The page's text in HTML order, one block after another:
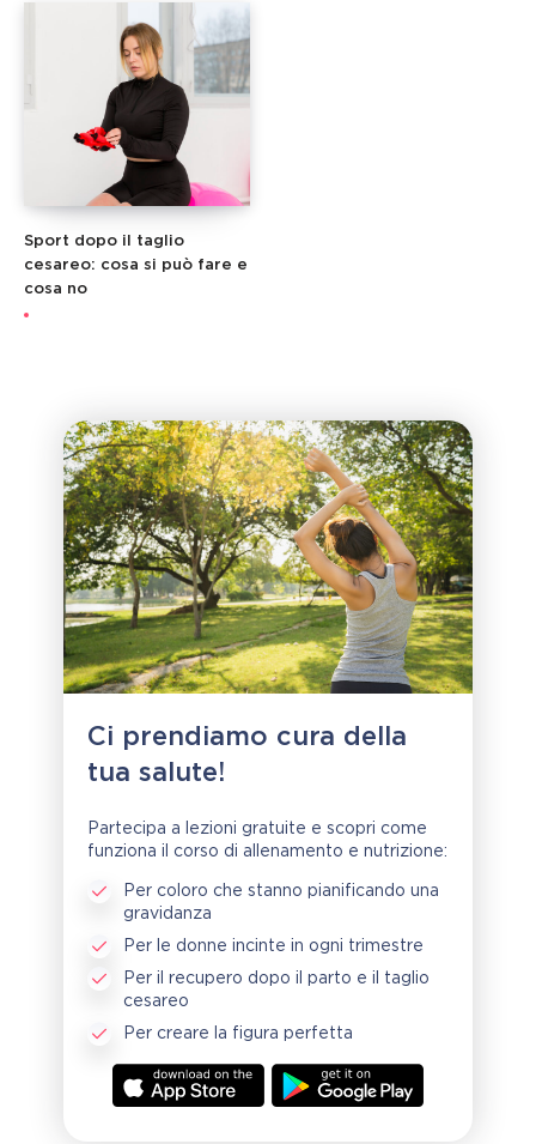
Sport dopo il taglio
cesareo: cosa si può fare e
cosa no
Ci prendiamo cura della
tua salute!
Partecipa a lezioni gratuite e scopri come
funziona il corso di allenamento e nutrizione:
Per coloro che stanno pianificando una
gravidanza
Per le donne incinte in ogni trimestre
Per il recupero dopo il parto e il taglio
cesareo
Per creare la figura perfetta